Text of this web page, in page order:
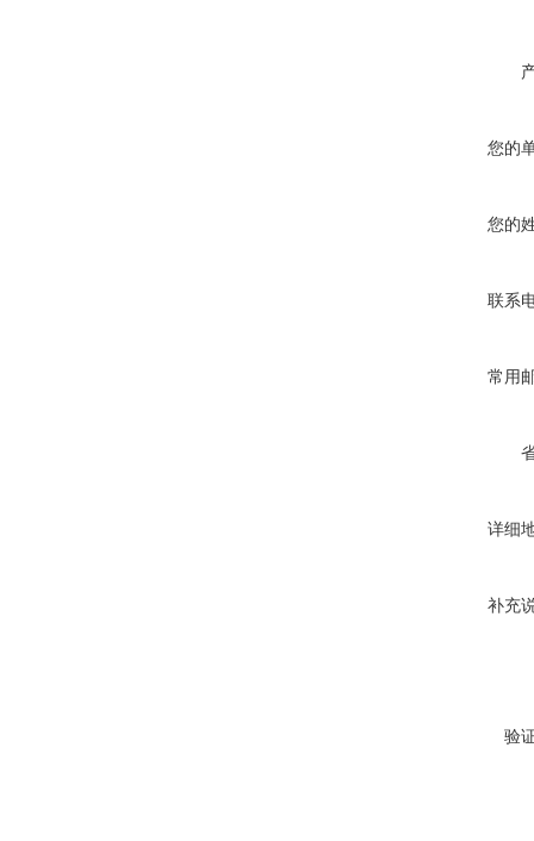
您的
您的
联系
常用
详细
补充
验